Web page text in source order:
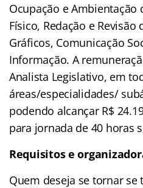
Ocupação e Ambientação
Físico, Redação e Revisão
Gráficos, Comunicação
Informação. A
Analista Legislativo, em
áreas/especialidades/
podendo alcançar R$
para jornada de 40 horas
Requisitos e
Quem deseja se tornar